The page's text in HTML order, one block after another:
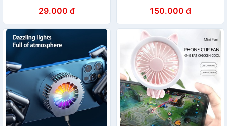
29.000 đ
chơi game, học online
150.000 đ